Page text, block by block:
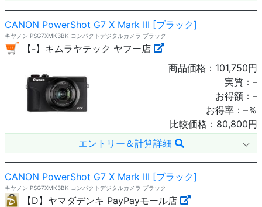
CANON PowerShot G7 X Mark III [ブラック]
キヤノン PSG7XMK3BK コンパクトデジタルカメラ ブラック
【-】キムラヤテック ヤフー店
商品価格： 101,750円
実質： –
お得額： –
お得率： –％
比較価格： 80,800円
エントリー＆計算詳細
CANON PowerShot G7 X Mark III [ブラック]
キヤノン PSG7XMK3BK コンパクトデジタルカメラ ブラック
【D】ヤマダデンキ PayPayモール店